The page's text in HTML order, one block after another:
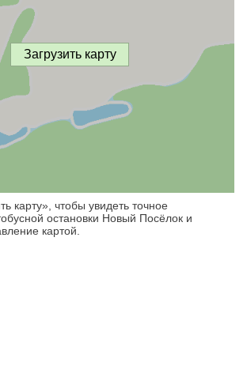
Загрузить карту
карту», чтобы увидеть точное
остановки Новый Посёлок и
картой.